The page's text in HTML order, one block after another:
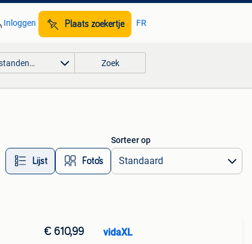
Inloggen Plaats zoekertje FR
Zoek
Lijst Foto’s
Sorteer op
€ 610,99 vidaXL